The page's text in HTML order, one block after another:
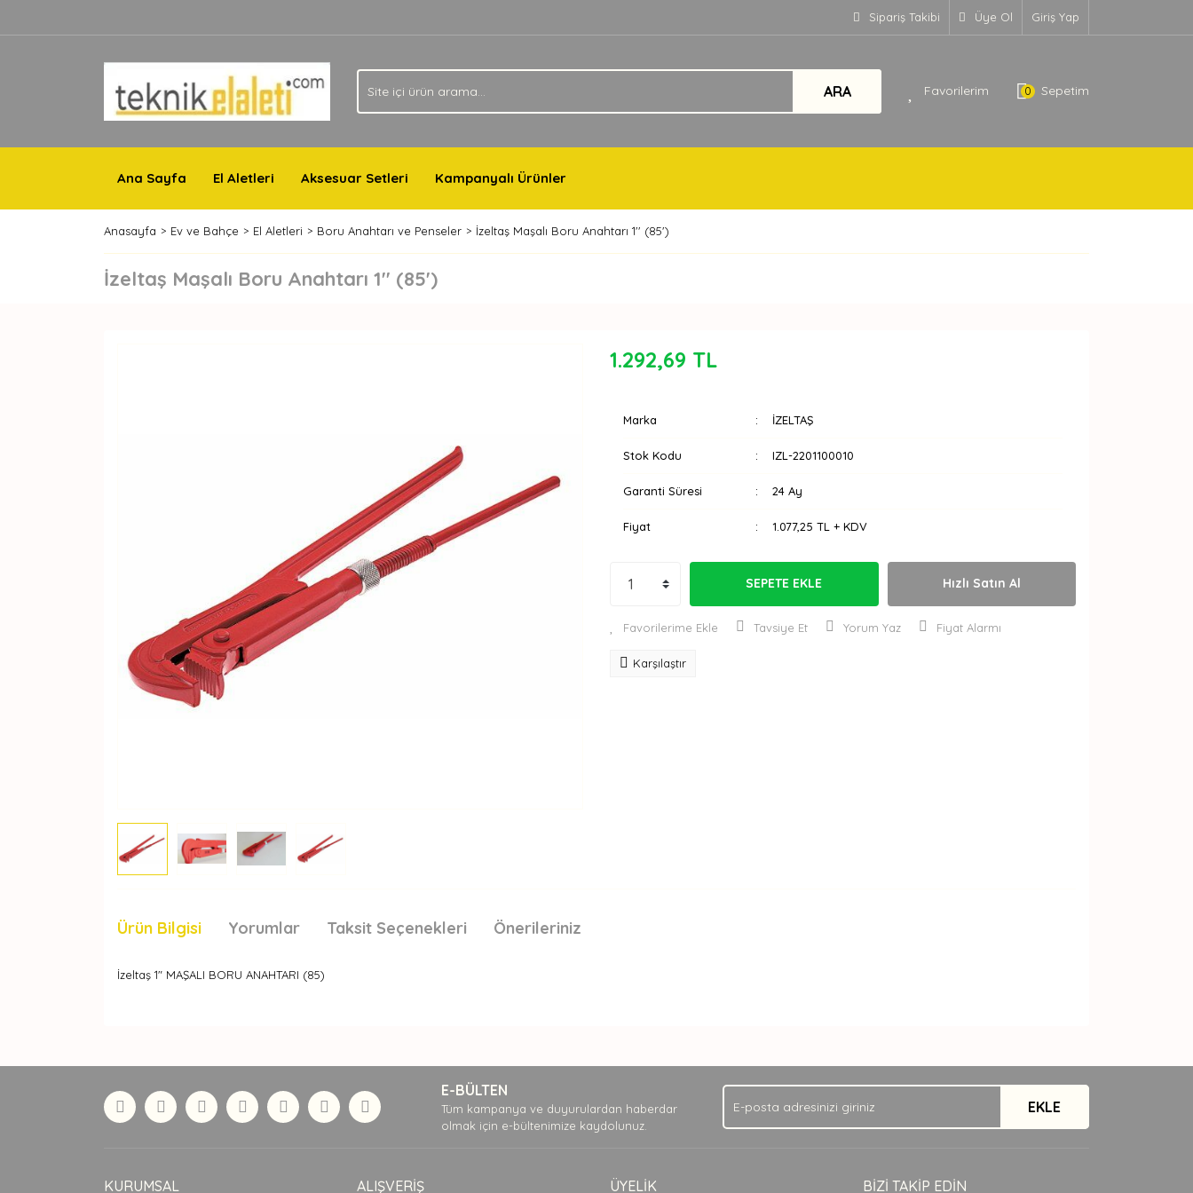
Sipariş Takibi Üye Ol Giriş Yap
ARA Favorilerim 0 Sepetim
Ana Sayfa El Aletleri Aksesuar Setleri Kampanyalı Ürünler
Anasayfa Ev ve Bahçe El Aletleri Boru Anahtarı ve Penseler İzeltaş Maşalı Boru Anahtarı 1'' (85')
İzeltaş Maşalı Boru Anahtarı 1'' (85')
1.292,69 TL
Marka İZELTAŞ
Stok Kodu IZL-2201100010
Garanti Süresi 24 Ay
Fiyat 1.077,25 TL + KDV
SEPETE EKLE Hızlı Satın Al
Tavsiye Et Yorum Yaz Fiyat Alarmı
Karşılaştır
Ürün Bilgisi Yorumlar Taksit Seçenekleri Önerileriniz
İzeltaş 1" MAŞALI BORU ANAHTARI (85)
Ürün açıklamasında eksik bilgiler bulunuyor.
Bu ürüne benzer farklı alternatifler olmalı.
E-BÜLTEN
Tüm kampanya ve duyurulardan haberdar
olmak için e-bültenimize kaydolunuz.
EKLE
KURUMSAL ALIŞVERİŞ ÜYELİK BİZİ TAKİP EDİN